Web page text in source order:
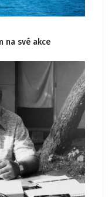
na své akce